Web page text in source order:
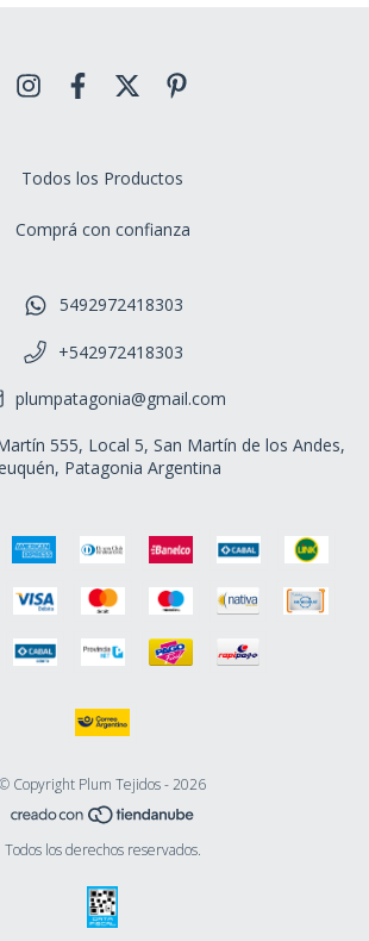
Todos los Productos
Comprá con confianza
5492972418303
+542972418303
plumpatagonia@gmail.com
555, Local 5, San Martín de los Andes,
Patagonia Argentina
© Copyright Plum Tejidos - 2026
Todos los derechos reservados.